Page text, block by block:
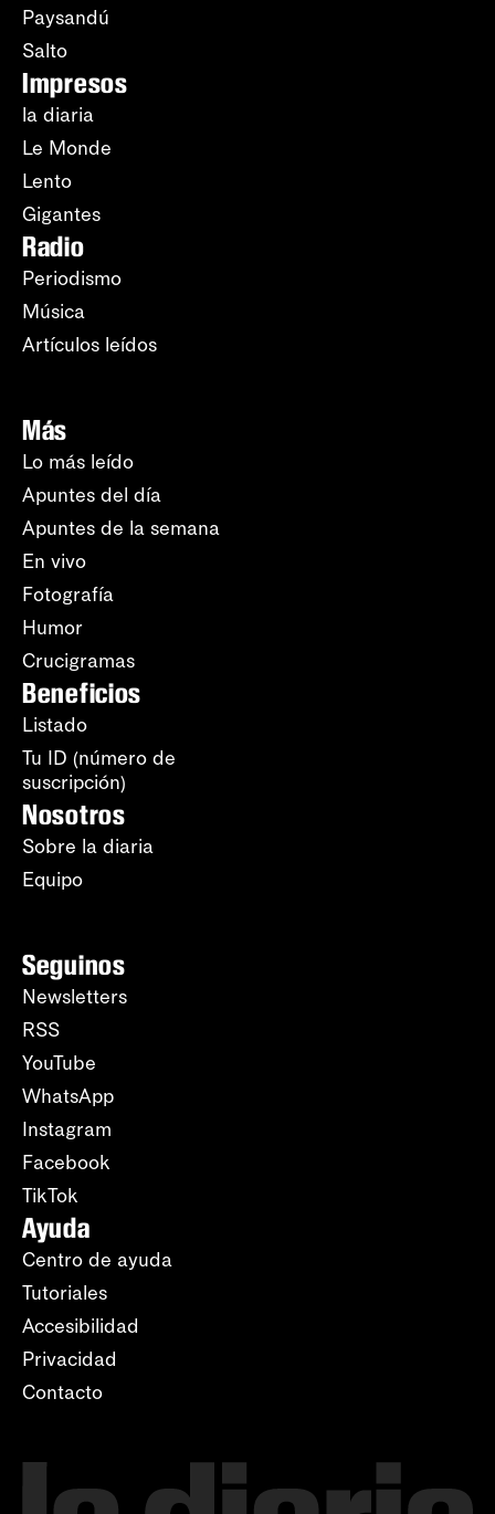
Paysandú
Salto
Impresos
la diaria
Le Monde
Lento
Gigantes
Radio
Periodismo
Música
Artículos leídos
Más
Lo más leído
Apuntes del día
Apuntes de la semana
En vivo
Fotografía
Humor
Crucigramas
Beneficios
Listado
Tu ID (número de
suscripción)
Nosotros
Sobre la diaria
Equipo
Seguinos
Newsletters
RSS
YouTube
WhatsApp
Instagram
Facebook
TikTok
Ayuda
Centro de ayuda
Tutoriales
Accesibilidad
Privacidad
Contacto